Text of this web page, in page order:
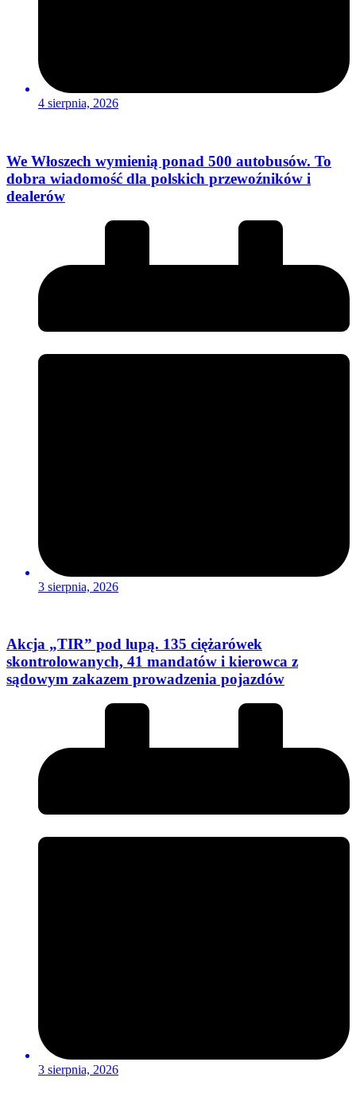
4 sierpnia, 2026
We Włoszech wymienią ponad 500 autobusów. To
dobra wiadomość dla polskich przewoźników i
dealerów
3 sierpnia, 2026
Akcja „TIR” pod lupą. 135 ciężarówek
skontrolowanych, 41 mandatów i kierowca z
sądowym zakazem prowadzenia pojazdów
3 sierpnia, 2026